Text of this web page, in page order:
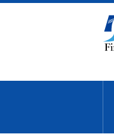
文
移